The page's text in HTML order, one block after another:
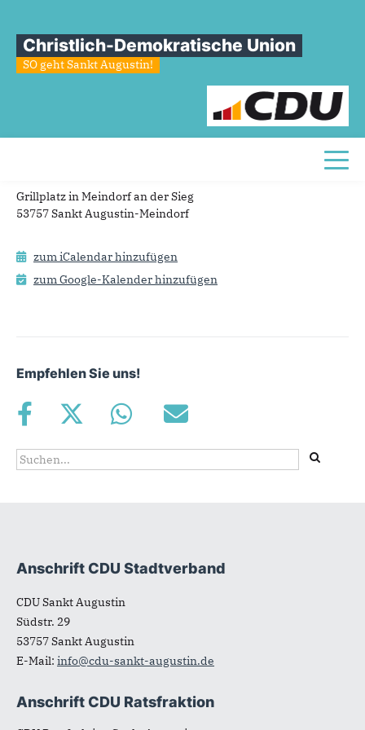
Christlich-Demokratische Union
SO geht Sankt Augustin!
Sie sind hier
Sommerfest
Grillplatz in Meindorf an der Sieg, auch Abschluss der
Fahrradtour, CDU Ortsverband Menden und Meindorf
Grillplatz in Meindorf an der Sieg
53757 Sankt Augustin-Meindorf
zum iCalendar hinzufügen
zum Google-Kalender hinzufügen
Empfehlen Sie uns!
Suchformular
Suche
Fußbereich
Anschrift CDU Stadtverband
CDU Sankt Augustin
Südstr. 29
53757Sankt Augustin
E-Mail: info@cdu-sankt-augustin.de
Anschrift CDU Ratsfraktion